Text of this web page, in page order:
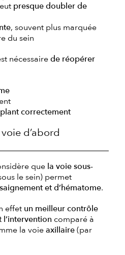
presque doubler de
, souvent plus marquée
du sein
nécessairede réopérer
correctement
d’abord
que la voie sous-
le sein) permet
et d’hématome.
effet un meilleur contrôle
comparé à
la voieaxillaire(par